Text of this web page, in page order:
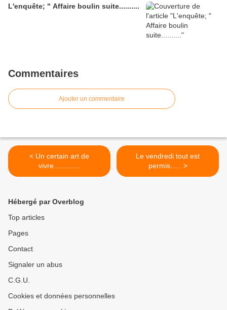
L'enquête; " Affaire boulin suite..........
Commentaires
Ajouter un commentaire
< Un certain art de
vivre.............
Le vendredi tout est
permis….. >
Hébergé par Overblog
Top articles
Pages
Contact
Signaler un abus
C.G.U.
Cookies et données personnelles